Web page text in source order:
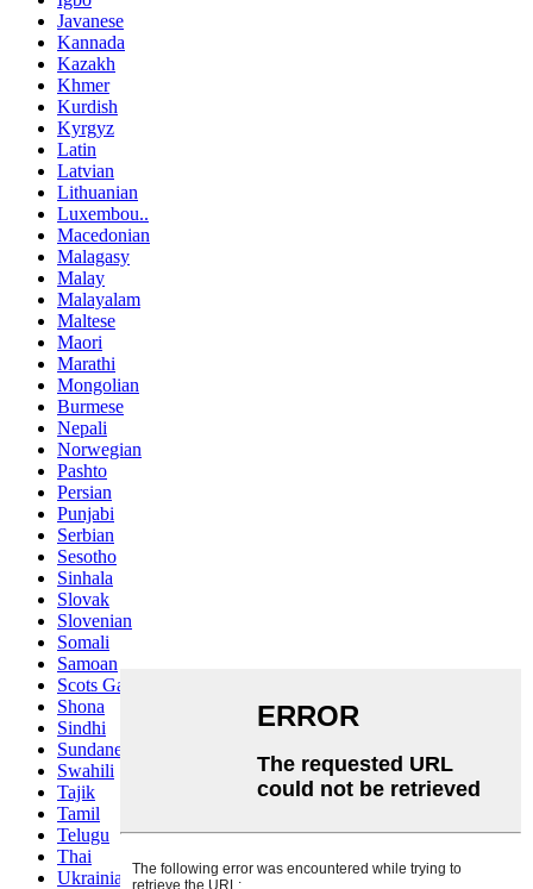
Javanese
Kannada
Kazakh
Khmer
Kurdish
Kyrgyz
Latin
Latvian
Lithuanian
Luxembou..
Macedonian
Malagasy
Malay
Malayalam
Maltese
Maori
Marathi
Mongolian
Burmese
Nepali
Norwegian
Pashto
Persian
Punjabi
Serbian
Sesotho
Sinhala
Slovak
Slovenian
Somali
Samoan
Scots Gaelic
Shona
Sindhi
Sundanese
Swahili
Tajik
Tamil
Telugu
Thai
Ukrainian